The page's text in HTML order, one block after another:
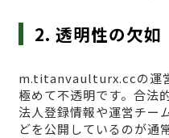
2. 透明性の欠如
m.titanvaulturx.ccの運
極めて不透明です。合法
法人登録情報や運営チー
どを公開しているのが通